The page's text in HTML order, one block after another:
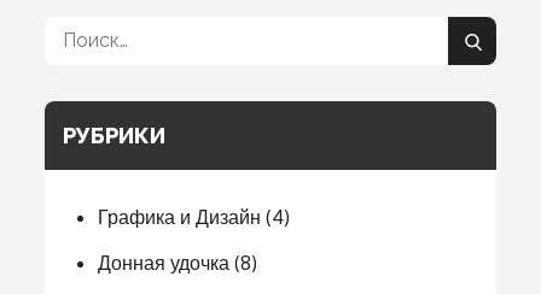
Поиск:
Поиск
РУБРИКИ
Графика и Дизайн (4)
Донная удочка (8)